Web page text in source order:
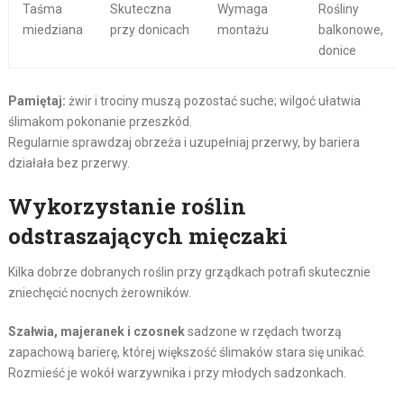
Taśma
miedziana
Skuteczna
przy donicach
Wymaga
montażu
Rośliny
balkonowe,
donice
Pamiętaj: żwir i trociny muszą pozostać suche; wilgoć ułatwia
ślimakom pokonanie przeszkód.
Regularnie sprawdzaj obrzeża i uzupełniaj przerwy, by bariera
działała bez przerwy.
Wykorzystanie roślin
odstraszających mięczaki
Kilka dobrze dobranych roślin przy grządkach potrafi skutecznie
zniechęcić nocnych żerowników.
Szałwia, majeranek i czosneksadzone w rzędach tworzą
zapachową barierę, której większość ślimaków stara się unikać.
Rozmieść je wokół warzywnika i przy młodych sadzonkach.